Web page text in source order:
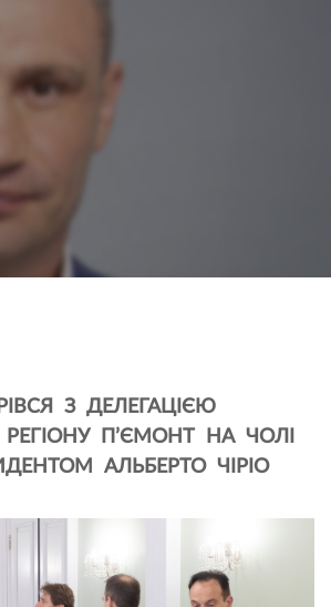
З ДЕЛЕГАЦІЄЮ
РЕГІОНУ П’ЄМОНТ НА ЧОЛІ
АЛЬБЕРТО ЧІРІО